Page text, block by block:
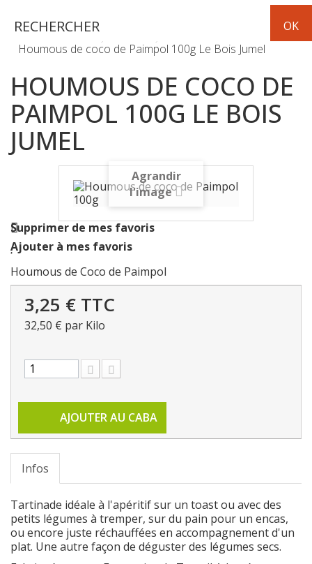
Houmous de coco de Paimpol 100g Le Bois Jumel
HOUMOUS DE COCO DE
PAIMPOL 100G LE BOIS
JUMEL
Agrandir
l'image
Supprimer de mes favoris
Ajouter à mes favoris
Houmous de Coco de Paimpol
3,25 € TTC
32,50 € par Kilo
AJOUTER AU CABA
Infos
Tartinade idéale à l'apéritif sur un toast ou avec des
petits légumes à tremper, sur du pain pour un encas,
ou encore juste réchauffées en accompagnement d'un
plat. Une autre façon de déguster des légumes secs.